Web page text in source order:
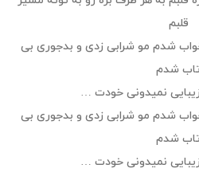
قلبم
شدم مو شرابی زدی و بدجوری بی
شدم
نمیدونی خودت …
شدم مو شرابی زدی و بدجوری بی
شدم
نمیدونی خودت …